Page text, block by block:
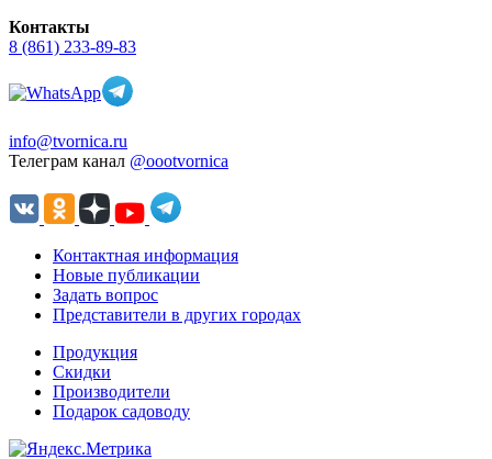
Контакты
8 (861) 233-89-83
info@tvornica.ru
Телеграм канал @oootvornica
Контактная информация
Новые публикации
Задать вопрос
Представители в других городах
Продукция
Скидки
Производители
Подарок садоводу